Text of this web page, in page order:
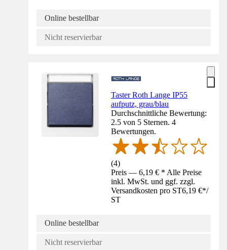
Online bestellbar
Nicht reservierbar
Taster Roth Lange IP55
aufputz, grau/blau
Durchschnittliche Bewertung:
2.5 von 5 Sternen. 4
Bewertungen.
(4)
Preis — 6,19 € * Alle Preise
inkl. MwSt. und ggf. zzgl.
Versandkosten pro ST6,19 €*/
ST
Online bestellbar
Nicht reservierbar